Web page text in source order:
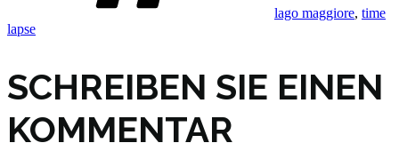
lago maggiore, time
lapse
SCHREIBEN SIE EINEN
KOMMENTAR